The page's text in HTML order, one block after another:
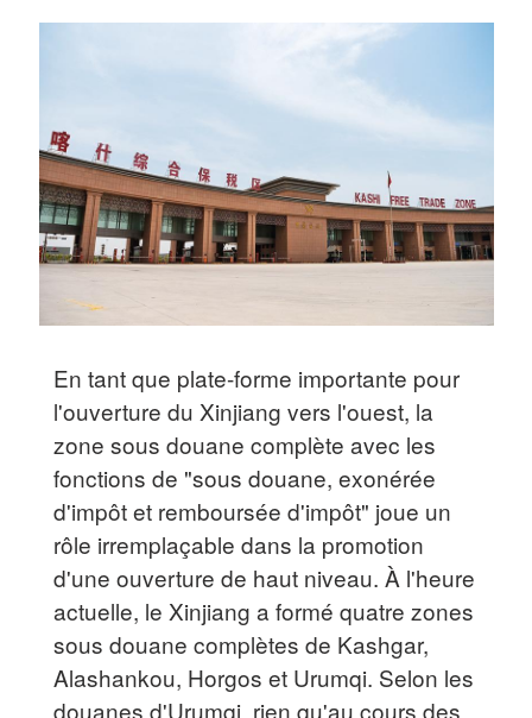
En tant que plate-forme importante pour
l'ouverture du Xinjiang vers l'ouest, la
zone sous douane complète avec les
fonctions de "sous douane, exonérée
d'impôt et remboursée d'impôt" joue un
rôle irremplaçable dans la promotion
d'une ouverture de haut niveau. À l'heure
actuelle, le Xinjiang a formé quatre zones
sous douane complètes de Kashgar,
Alashankou, Horgos et Urumqi. Selon les
douanes d'Urumqi, rien qu'au cours des